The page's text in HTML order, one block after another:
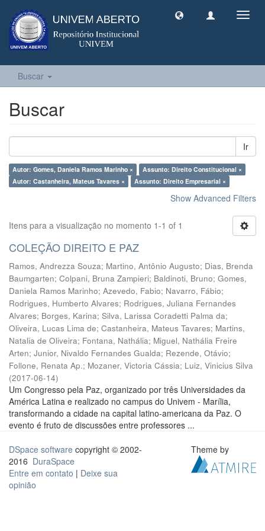
Buscar
Buscar
Ir
Autor: Gomes, Daniela Ramos Marinho ×
Assunto: Direito Constitucional ×
Autor: Castanheira, Mateus Tavares ×
Assunto: Direito Empresarial ×
Show Advanced Filters
Itens para a visualização no momento 1-1 of 1
COLEÇÃO DIREITO E PAZ
Ramos, Andrezza Souza; Martino, Antônio Augusto; Dias, Brenda
Baumgarten; Colpani, Bruna Zampieri; Baldinoti, Bruno; Gomes,
Daniela Ramos Marinho; Azevedo, Fabio; Navarro, Fábio;
Rodrigues, Humberto Alvares; Rodrigues, Juliana Fernandes
Alvares; Borges, Karina; Silva, Larissa Coradetti Palma da;
Oliveira, Lucas Lima de; Castanheira, Mateus Tavares; Martins,
Natalia de Oliveira; Fontana, Nathália; Miguel, Nathália Freire
Arten; Junior, Nivaldo Fernandes Gualda; Rezende, Otávio;
Follone, Renata Ap.; Mozaner, Victoria Cássia; Luiz, Vinicius Silva
(2017-06-14)
Um Congresso pela Paz, organizado por três Universidades da
América Latina e realizado no campus do Univem - Marília,
transformando a cidade na capital latino-americana da Paz. O
evento é fruto de discussões entre professores ...
DSpace software copyright © 2002-
2016 DuraSpace
Entre em contato | Deixe sua
opinião
Theme by